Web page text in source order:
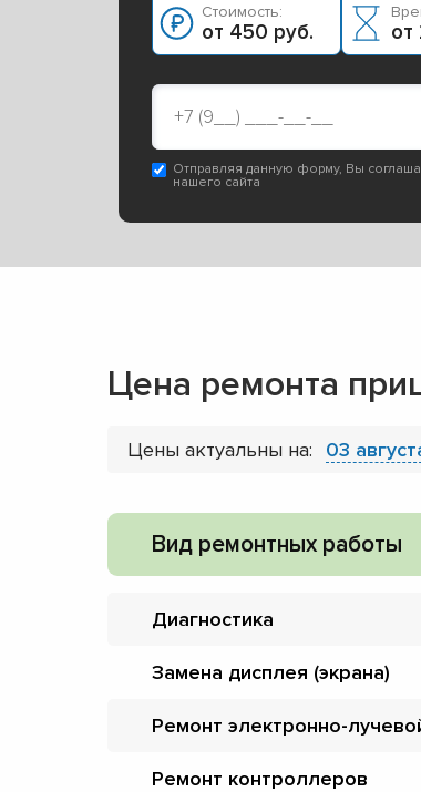
Стоимость:
от 450 руб. от
Отправляя данную форму, Вы
нашего сайта
Цена ремонта
Цены актуальны на: 03
Вид ремонтных работы
Диагностика
Замена дисплея (экрана)
Ремонт электронно-
Ремонт контроллеров